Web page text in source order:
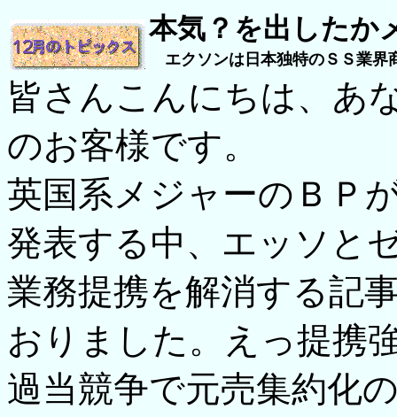
本気？を出したか
エクソンは日本独特のＳＳ業界
皆さんこんにちは、あ
のお客様です。
英国系メジャーのＢＰ
発表する中、エッソと
業務提携を解消する記
おりました。えっ提携
過当競争で元売集約化